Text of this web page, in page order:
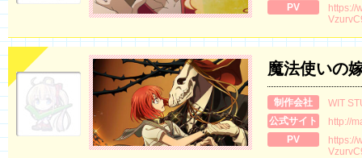
PV
https://
魔法使いの
制作会社
WIT
公式サイト
http://
PV
https://